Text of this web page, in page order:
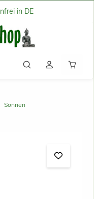
in DE
Sonnen